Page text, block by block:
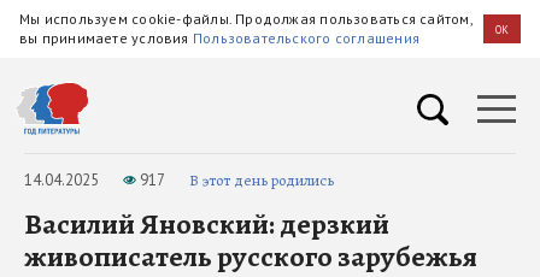
Мы используем cookie-файлы. Продолжая пользоваться сайтом,
вы принимаете условия Пользовательского соглашения OK
14.04.2025 917 В этот день родились
Василий Яновский: дерзкий
живописатель русского зарубежья